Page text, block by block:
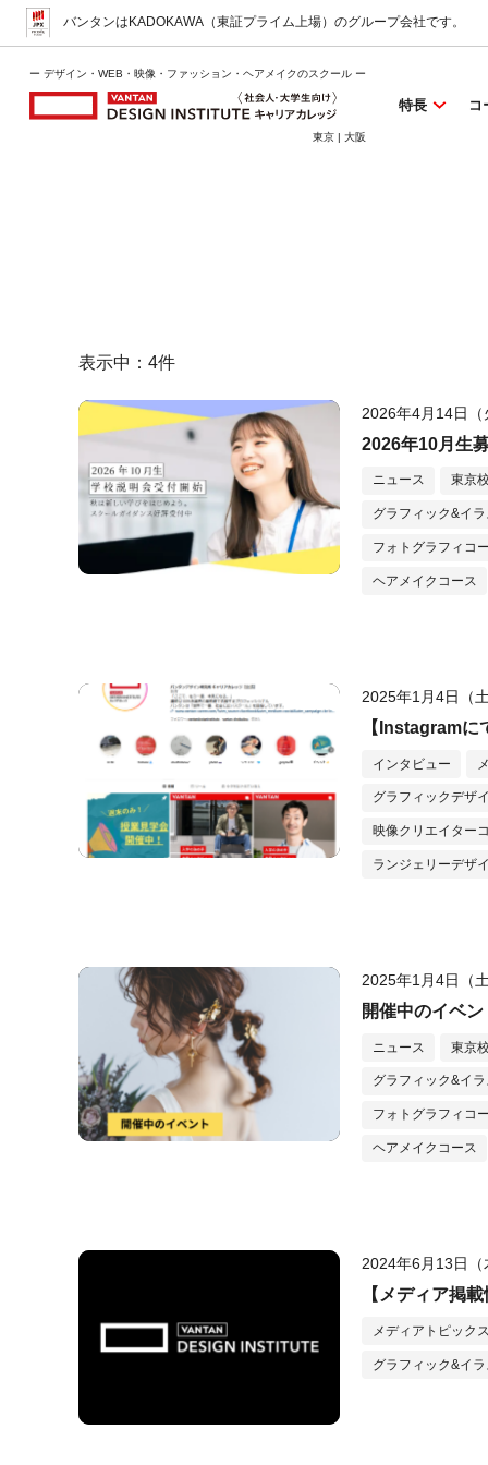
バンタンはKADOKAWA（東証プライム上場） のグループ会社です。
ー デザイン・WEB・映像・ファッション・ヘアメイクのスクール ー
東京 | 大阪
特長 コ
表示中： 4件
2026年4月14日（
2026年10月生
ニュース 東京
グラフィック&イ
フォトグラフィコ
ヘアメイクコース
2025年1月4日（
【Instagramに
インタビュー
グラフィックデザ
映像クリエイター
ランジェリーデザ
2025年1月4日（
開催中のイベ
ニュース 東京
グラフィック&イ
フォトグラフィコ
ヘアメイクコース
2024年6月13日（
【メディア掲
メディアトピック
グラフィック&イ